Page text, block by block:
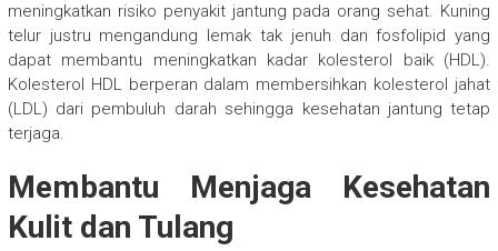
meningkatkan risiko penyakit jantung pada orang sehat. Kuning
telur justru mengandung lemak tak jenuh dan fosfolipid yang
dapat membantu meningkatkan kadar kolesterol baik (HDL).
Kolesterol HDL berperan dalam membersihkan kolesterol jahat
(LDL) dari pembuluh darah sehingga kesehatan jantung tetap
terjaga.
Membantu Menjaga Kesehatan
Kulit dan Tulang